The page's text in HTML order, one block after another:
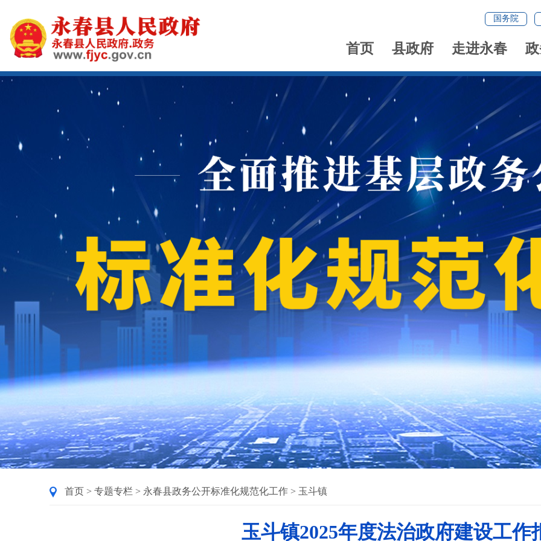
国务院
首页 县政府 走进永春
首页 > 专题专栏 > 永春县政务公开标准化规范化工作 > 玉斗镇
玉斗镇2025年度法治政府建设工作